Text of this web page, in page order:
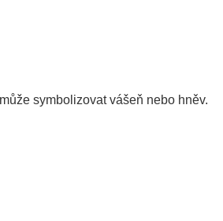
symbolizovat vášeň nebo hněv.